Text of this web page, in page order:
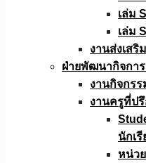
เล่ม
เล่ม
งานส่งเสริ
ฝ่ายพัฒนากิจกา
งานกิจกร
งานครูที่ป
นักเรี
หน่ว